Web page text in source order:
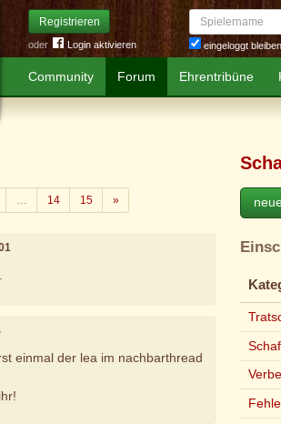
Registrieren
oder Login aktivieren
Spielername
eingeloggt bleiben
Community Forum Ehrentribüne
… 14 15 »Weiter
einmal der lea im nachbarthread